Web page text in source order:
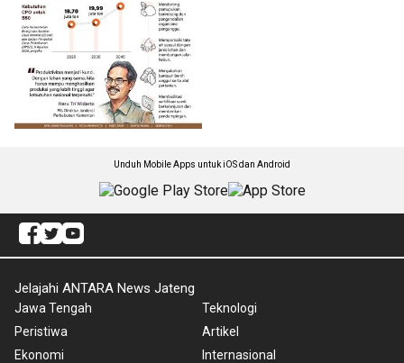
Unduh Mobile Apps untuk iOS dan Android
Jelajahi ANTARA News Jateng
Jawa Tengah
Peristiwa
Ekonomi
Teknologi
Artikel
Internasional